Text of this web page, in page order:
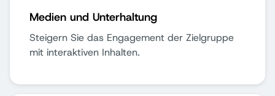
Medien und Unterhaltung
Steigern Sie das Engagement der Zielgruppe
mit interaktiven Inhalten.